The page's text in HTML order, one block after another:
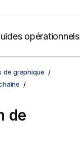
opérationnels
de graphique
de